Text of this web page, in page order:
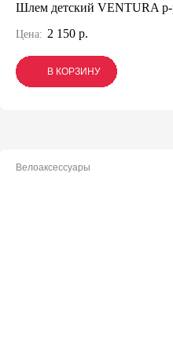
Шлем детский VENTURA
Цена: 2 150 р.
В КОРЗИНУ
В КОРЗИНУ
В КОРЗИНУ
Велоаксессуары